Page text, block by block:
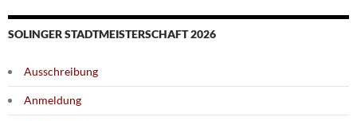
SOLINGER STADTMEISTERSCHAFT 2026
Ausschreibung
Anmeldung